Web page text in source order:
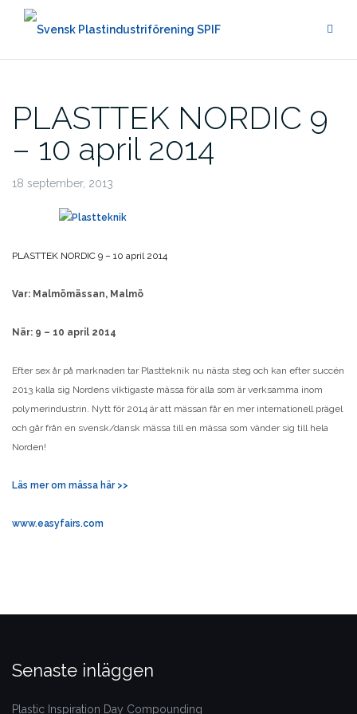
Hoppa
PLASTTEK NORDIC 9
– 10 april 2014
18 september, 2013
PLASTTEK NORDIC 9 – 10 april 2014
Var: Malmömässan, Malmö
När: 9 – 10 april 2014
Efter sex år på marknaden tar Plastteknik nu nästa steg och kan efter succén
2013 kalla sig Nordens viktigaste mässa för alla som är verksamma inom
polymerindustrin. Nytt för 2014 är att mässan får en mer internationell prägel
och går från en svensk/dansk mässa till en mässa som vänder sig till hela
Norden!
Läs mer om mässa här >>
www.easyfairs.com
Senaste inläggen
Plastic Inspiration Day Compounding